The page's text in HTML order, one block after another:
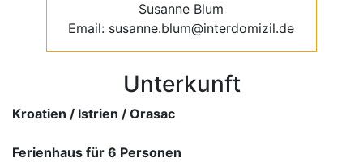
Susanne Blum
Email: susanne.blum@interdomizil.de
Unterkunft
Kroatien / Istrien / Orasac
Ferienhaus für 6 Personen